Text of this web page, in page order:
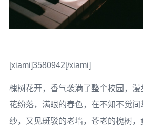
[xiami]3580942[/xiami]
槐树花开，香气袭满了整个校园，
花纷落，满眼的春色，在不知不觉
纱，又见斑驳的老墙，苍老的槐树